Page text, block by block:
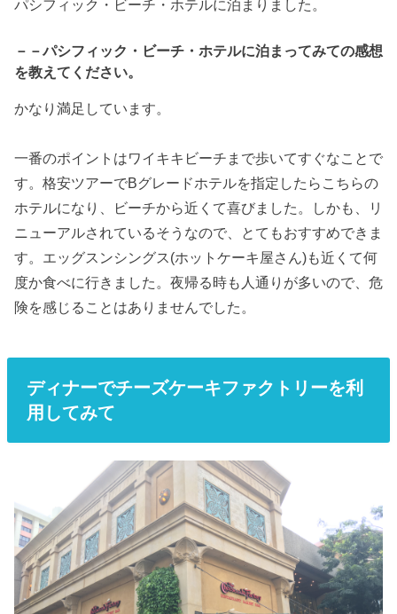
パシフィック・ビーチ・ホテルに泊まりました。
－－パシフィック・ビーチ・ホテルに泊まってみての感想
を教えてください。
かなり満足しています。
一番のポイントはワイキキビーチまで歩いてすぐなことで
す。格安ツアーでBグレードホテルを指定したらこちらの
ホテルになり、ビーチから近くて喜びました。しかも、リ
ニューアルされているそうなので、とてもおすすめできま
す。エッグスンシングス(ホットケーキ屋さん)も近くて何
度か食べに行きました。夜帰る時も人通りが多いので、危
険を感じることはありませんでした。
ディナーでチーズケーキファクトリーを利
用してみて